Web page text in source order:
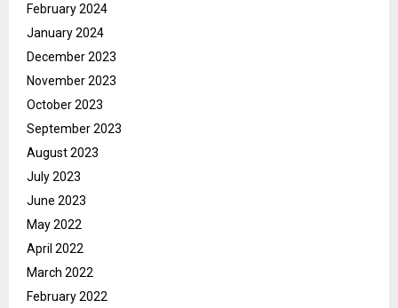
February 2024
January 2024
December 2023
November 2023
October 2023
September 2023
August 2023
July 2023
June 2023
May 2022
April 2022
March 2022
February 2022